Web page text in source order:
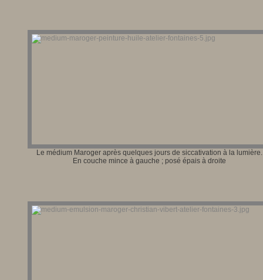
Le médium Maroger après quelques jours de siccativation à la lumière.
En couche mince à gauche ; posé épais à droite